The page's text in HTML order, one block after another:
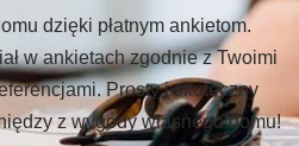
dzięki płatnym ankietom.
w ankietach zgodnie z Twoimi
Prosty i skuteczny
z wygody własnego domu!